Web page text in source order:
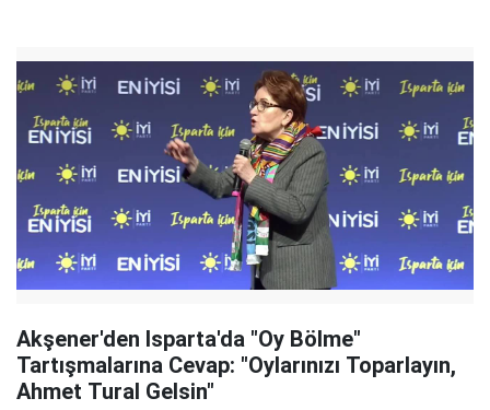
Akşener'den Isparta'da "Oy Bölme"
Tartışmalarına Cevap: "Oylarınızı Toparlayın,
Ahmet Tural Gelsin"